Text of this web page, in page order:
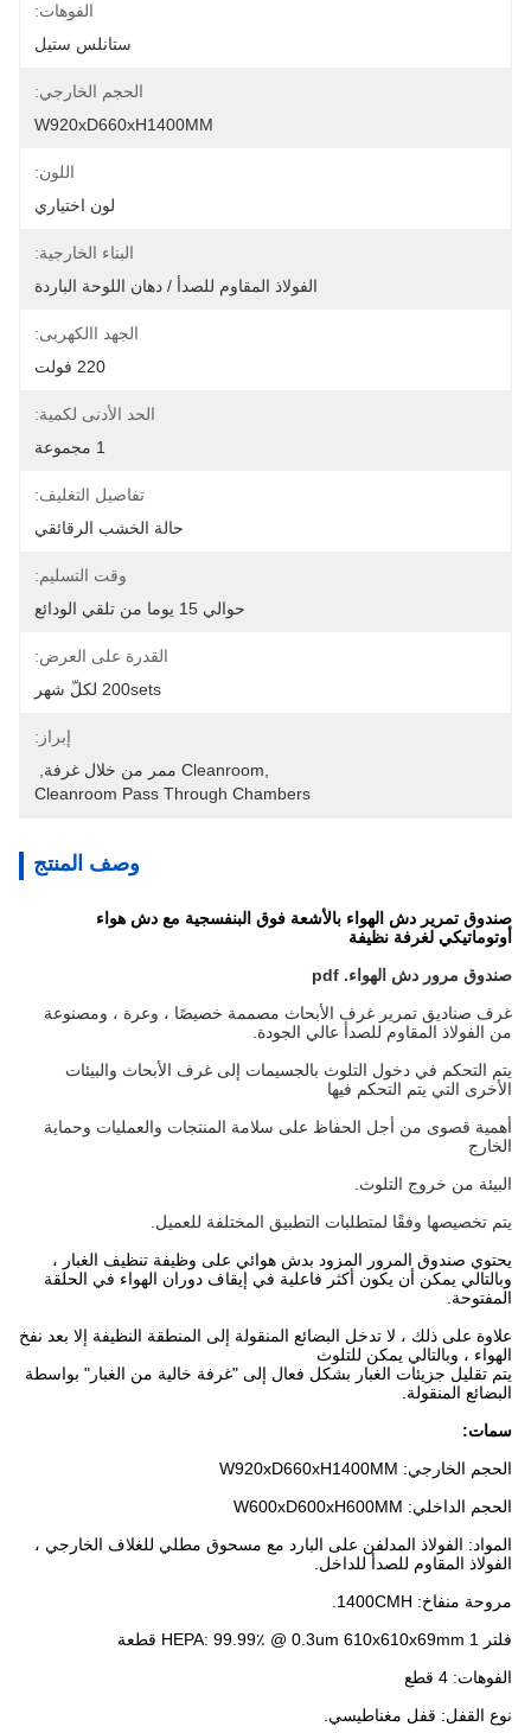
الفوهات:
ستانلس ستيل
الحجم الخارجي:
W920xD660xH1400MM
اللون:
لون اختياري
البناء الخارجية:
الفولاذ المقاوم للصدأ / دهان اللوحة الباردة
الجهد االكهربى:
220 فولت
الحد الأدنى لكمية:
1 مجموعة
تفاصيل التغليف:
حالة الخشب الرقائقي
وقت التسليم:
حوالي 15 يوما من تلقي الودائع
القدرة على العرض:
200sets لكلّ شهر
إبراز:
Cleanroom Pass Through Chambers
وصف المنتج
صندوق تمرير دش الهواء بالأشعة فوق البنفسجية مع دش هواء
أوتوماتيكي لغرفة نظيفة
صندوق مرور دش الهواء. pdf
غرف صناديق تمرير غرف الأبحاث مصممة خصيصًا ، وعرة ، ومصنوعة
من الفولاذ المقاوم للصدأ عالي الجودة.
يتم التحكم في دخول التلوث بالجسيمات إلى غرف الأبحاث والبيئات
الأخرى التي يتم التحكم فيها
أهمية قصوى من أجل الحفاظ على سلامة المنتجات والعمليات وحماية
الخارج
البيئة من خروج التلوث.
يتم تخصيصها وفقًا لمتطلبات التطبيق المختلفة للعميل.
يحتوي صندوق المرور المزود بدش هوائي على وظيفة تنظيف الغبار ،
وبالتالي يمكن أن يكون أكثر فاعلية في إيقاف دوران الهواء في الحلقة
المفتوحة.
علاوة على ذلك ، لا تدخل البضائع المنقولة إلى المنطقة النظيفة إلا بعد نفخ
الهواء ، وبالتالي يمكن للتلوث
يتم تقليل جزيئات الغبار بشكل فعال إلى "غرفة خالية من الغبار" بواسطة
البضائع المنقولة.
سمات:
الحجم الخارجي: W920xD660xH1400MM
الحجم الداخلي: W600xD600xH600MM
المواد: الفولاذ المدلفن على البارد مع مسحوق مطلي للغلاف الخارجي ،
الفولاذ المقاوم للصدأ للداخل.
مروحة منفاخ: 1400CMH.
فلتر HEPA: 99.99٪ @ 0.3um 610x610x69mm 1 قطعة
الفوهات: 4 قطع
نوع القفل: قفل مغناطيسي.